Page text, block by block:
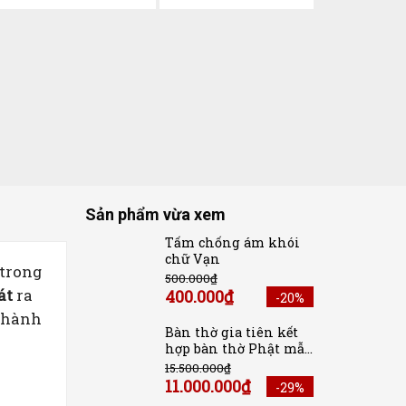
ra
Sản phẩm vừa xem
-20%
Tấm chống ám khói
chữ Vạn
500.000₫
400.000₫
-29%
Bàn thờ gia tiên kết
hợp bàn thờ Phật mẫu
BTG1059
15.500.000₫
11.000.000₫